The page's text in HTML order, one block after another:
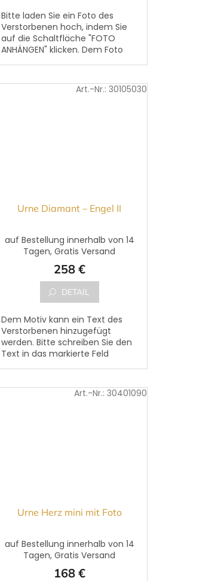
Bitte laden Sie ein Foto des
Verstorbenen hoch, indem Sie
auf die Schaltfläche "FOTO
ANHÄNGEN" klicken. Dem Foto
Urne Diamant – Engel II
auf Bestellung innerhalb von 14
Tagen, Gratis Versand
258 €
DETAIL
Dem Motiv kann ein Text des
Verstorbenen hinzugefügt
werden. Bitte schreiben Sie den
Text in das markierte Feld
und ergänzender...
Art.-Nr.: 30105030
Urne Herz mini mit Foto
auf Bestellung innerhalb von 14
Tagen, Gratis Versand
168 €
Art.-Nr.: 30401090